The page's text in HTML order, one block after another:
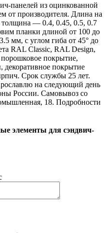
панелей из оцинкованной
от производителя. Длина на
— 0.4, 0.45, 0.5, 0.7
планки длиной от 100 до
мм, с углом гиба от 45° до
RAL Classic, RAL Design,
покрытие,
покрытие
Срок службы 25 лет.
на следующий день
России. Самовывоз со
18. Подробности
элементы для сэндвич-